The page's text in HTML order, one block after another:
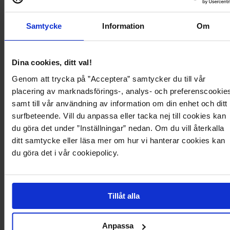
Samtycke Information Om
Dina cookies, ditt val!
Genom att trycka på ”Acceptera” samtycker du till vår
placering av marknadsförings-, analys- och
samt till vår användning av information om din enhet och ditt
surfbeteende. Vill du anpassa eller tacka nej till cookies kan
du göra det under ”Inställningar” nedan. Om du vill återkalla
ditt samtycke eller läsa mer om hur vi hanterar cookies kan
du göra det i vår cookiepolicy.
Tillåt alla
Anpassa
- Avrundet hals med ribbet kant.
- Brodert merkelogo på brystet.
- Lengde fra frontskulder: 55 cm i størrelse S.
Strikkegenser fra Calvin Klein Jeans.
- Finstrikket materiale.
- Avrundet hals med ribbet kant.
- Brodert merkelogo på brystet.
- Ribbet kant på enden av ermene og på bunnen.
- Lengde fra frontskulder: 55 cm i størrelse S.